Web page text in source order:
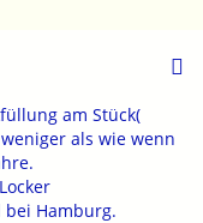
am Stück(
als wie wenn
bei Hamburg.